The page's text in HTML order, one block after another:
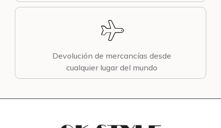
Devolución de mercancías desde
cualquier lugar del mundo